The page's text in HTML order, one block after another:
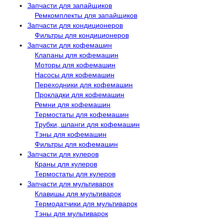
Запчасти для запайщиков
Ремкомплекты для запайщиков
Запчасти для кондиционеров
Фильтры для кондиционеров
Запчасти для кофемашин
Клапаны для кофемашин
Моторы для кофемашин
Насосы для кофемашин
Переходники для кофемашин
Прокладки для кофемашин
Ремни для кофемашин
Термостаты для кофемашин
Трубки, шланги для кофемашин
Тэны для кофемашин
Фильтры для кофемашин
Запчасти для кулеров
Краны для кулеров
Термостаты для кулеров
Запчасти для мультиварок
Клавишы для мультиварок
Термодатчики для мультиварок
Тэны для мультиварок